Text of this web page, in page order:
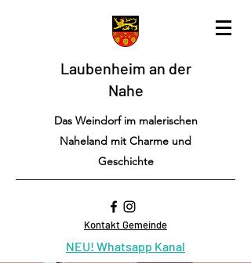
Laubenheim an der
Nahe
Das Weindorf im malerischen
Naheland mit Charme und
Geschichte
Kontakt Gemeinde
NEU! Whatsapp Kanal